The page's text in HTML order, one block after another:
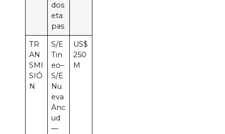
dos
eta
pas
TR
AN
SMI
SIÓ
N
S/E
Tin
eo–
S/E
Nu
eva
Anc
ud
—
US$
250
M